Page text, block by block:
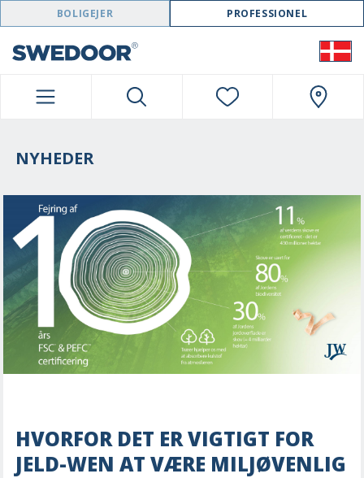
SWEDOOR NAVIGATION
BOLIGEJER PROFESSIONEL
NYHEDER
HVORFOR DET ER VIGTIGT FOR
JELD-WEN AT VÆRE MILJØVENLIG